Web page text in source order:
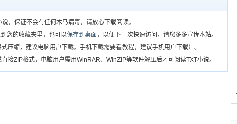
，保证不会有任何木马病毒，请放心下载阅读。
您的收藏夹里，也可以保存到桌面 ，以便下一次快速访问，请您多多宣传本站。
压缩，建议电脑用户下载。手机下载需要看教程，建议手机用户下载）。
接ZIP格式，电脑用户需用WinRAR、WinZIP等软件解压后才可阅读TXT小说。